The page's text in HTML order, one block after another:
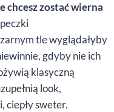
chcesz zostać wierna
tle wyglądałyby
gdyby nie ich
klasyczną
look,
ciepły sweter.